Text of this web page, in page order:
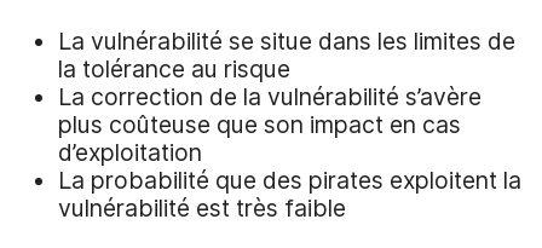
La vulnérabilité se situe dans les limites de
la tolérance au risque
La correction de la vulnérabilité s’avère
plus coûteuse que son impact en cas
d’exploitation
La probabilité que des pirates exploitent la
vulnérabilité est très faible